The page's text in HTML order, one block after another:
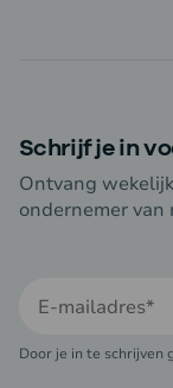
Schrijf je in
Ontvang
ondernemer van
Door je in te schrijven